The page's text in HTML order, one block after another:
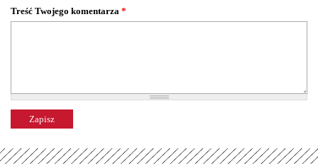
Treść Twojego komentarza *